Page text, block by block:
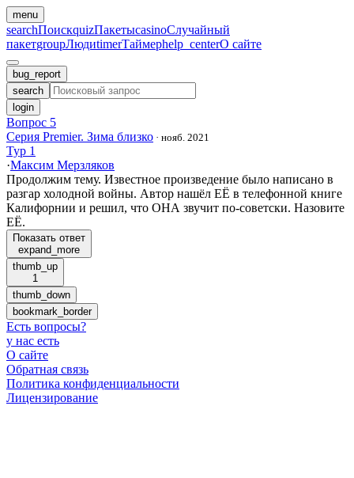
menu
searchПоискquizПакетыcasinoСлучайный
пакетgroupЛюдиtimerТаймерhelp_centerО сайте
bug_report
search
login
Вопрос 5
Серия Premier. Зима близко · нояб. 2021
Тур 1
·Максим Мерзляков
Продолжим тему. Известное произведение было написано в
разгар холодной войны. Автор нашёл ЕЁ в телефонной книге
Калифорнии и решил, что ОНА звучит по-советски. Назовите
ЕЁ.
Показать ответ
expand_more
thumb_up
1
thumb_down
bookmark_border
Есть вопросы?
у нас есть
О сайте
Обратная связь
Политика конфиденциальности
Лицензирование